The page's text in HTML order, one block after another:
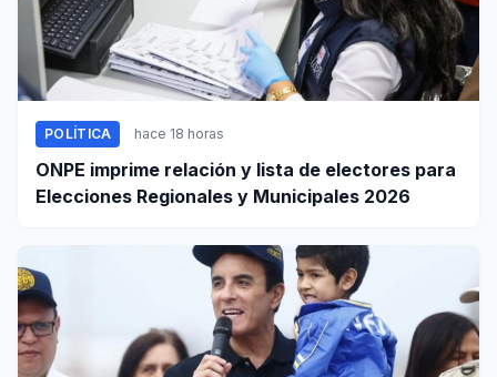
POLÍTICA hace 18 horas
ONPE imprime relación y lista de electores para
Elecciones Regionales y Municipales 2026